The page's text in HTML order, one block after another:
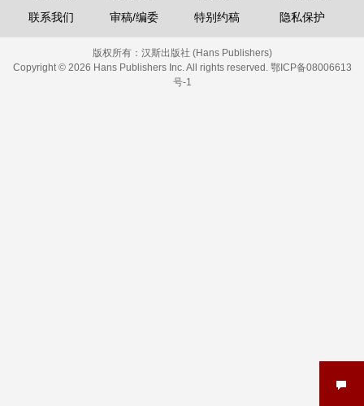
联系我们
审稿/编委
特别约稿
隐私保护
版权所有： 汉斯出版社 (Hans Publishers)
Copyright © 2026 Hans Publishers Inc. All rights reserved. 鄂ICP备08006613
号-1